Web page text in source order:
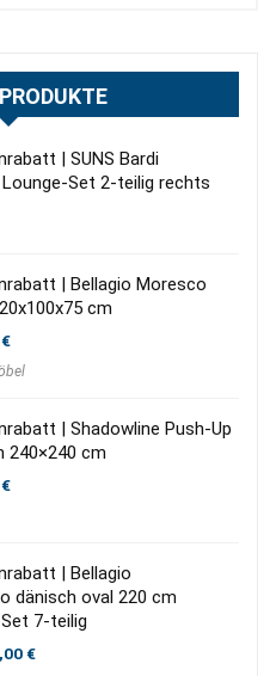
| SUNS Bardi
Set 2-teilig rechts
| Bellagio Moresco
cm
€Aktueller
ist:
| Shadowline Push-Up
240×240 cm
€Aktueller
| Bellagio
dänisch oval 220 cm
7-teilig
€Aktueller